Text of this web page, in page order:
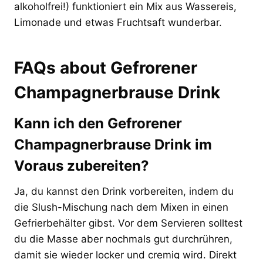
alkoholfrei!) funktioniert ein Mix aus Wassereis,
Limonade und etwas Fruchtsaft wunderbar.
FAQs about Gefrorener
Champagnerbrause Drink
Kann ich den Gefrorener
Champagnerbrause Drink im
Voraus zubereiten?
Ja, du kannst den Drink vorbereiten, indem du
die Slush-Mischung nach dem Mixen in einen
Gefrierbehälter gibst. Vor dem Servieren solltest
du die Masse aber nochmals gut durchrühren,
damit sie wieder locker und cremig wird. Direkt